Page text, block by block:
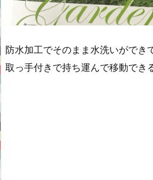
防水加工でそのまま水洗いができ
取っ手付きで持ち運んで移動でき